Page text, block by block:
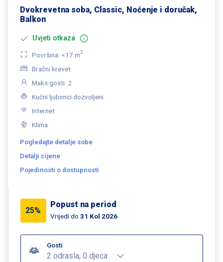
Dvokrevetna soba, Classic, Noćenje i doručak,
Balkon
Uvjeti otkaza
Površina: <17 m2
Bračni krevet
Maks gosti: 2
Kućni ljubimci dozvoljeni
Internet
Klima
Pogledajte detalje sobe
Detalji cijene
Pojedinosti o dostupnosti
25%
Popust na period
Vrijedi do 31 Kol 2026
Gosti
2 odrasla, 0 djeca